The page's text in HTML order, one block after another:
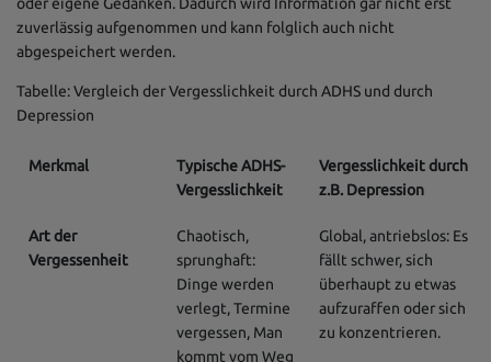
zuverlässig aufgenommen und kann folglich auch nicht
abgespeichert werden.
Tabelle: Vergleich der Vergesslichkeit durch ADHS und durch
Depression
Merkmal
Typische ADHS-
Vergesslichkeit
Vergesslichkeit durch
z.B. Depression
Art der
Vergessenheit
Chaotisch,
sprunghaft:
Dinge werden
verlegt, Termine
vergessen, Man
kommt vom Weg
Global, antriebslos: Es
fällt schwer, sich
überhaupt zu etwas
aufzuraffen oder sich
zu konzentrieren.